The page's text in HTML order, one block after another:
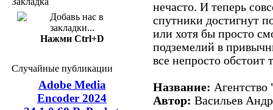
Нажми Ctrl+D
Случайные публикации
Adobe Media
Encoder 2024
нечасто. И теперь
спутники достигнут
или хотя бы просто
подземелий в
все непросто обстоит
Название:
Автор: Васильев